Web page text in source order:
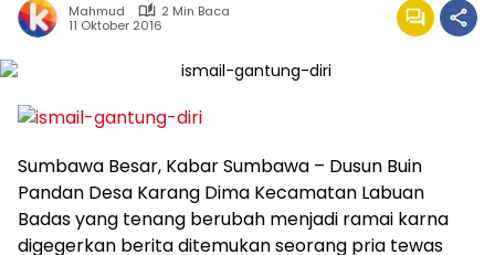
Mahmud
2 Min Baca
11 Oktober 2016
Sumbawa Besar, Kabar Sumbawa – Dusun Buin
Pandan Desa Karang Dima Kecamatan Labuan
Badas yang tenang berubah menjadi ramai karna
digegerkan berita ditemukan seorang pria tewas